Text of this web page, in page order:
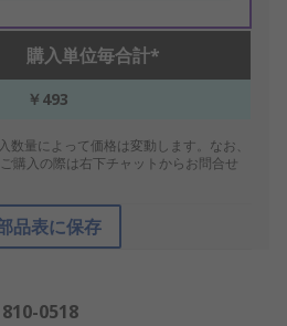
購入単位毎合計*
￥493
量によって価格は変動します。なお、
購入の際は右下チャットからお問合せ
品表に保存
810-0518